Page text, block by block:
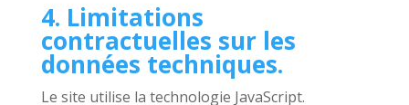
4. Limitations
contractuelles sur les
données techniques.
Le site utilise la technologie JavaScript.